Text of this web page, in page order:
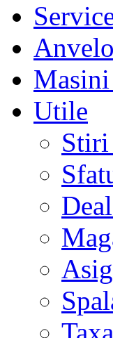
Utile
Stiri